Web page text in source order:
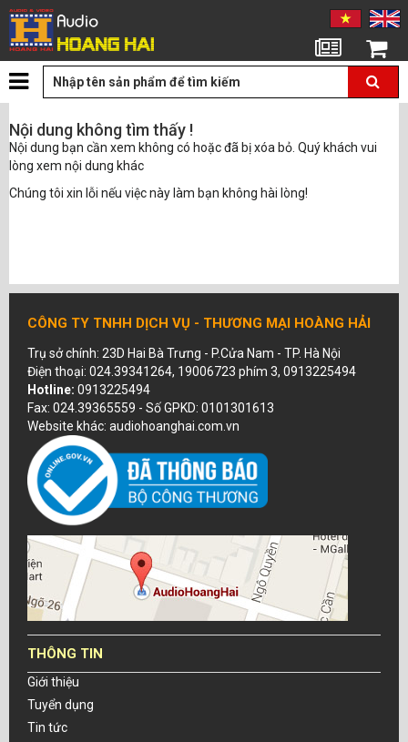
Giỏ hàng
Nội dung không tìm thấy !
Nội dung bạn cần xem không có hoặc đã bị xóa bỏ. Quý khách vui
lòng xem nội dung khác
Chúng tôi xin lỗi nếu việc này làm bạn không hài lòng!
CÔNG TY TNHH DỊCH VỤ - THƯƠNG MẠI HOÀNG HẢI
Trụ sở chính: 23D Hai Bà Trưng - P.Cửa Nam - TP. Hà Nội
Điện thoại: 024.39341264, 19006723 phím 3, 0913225494
Hotline: 0913225494
Fax: 024.39365559 - Số GPKD: 0101301613
Website khác: audiohoanghai.com.vn
THÔNG TIN
Giới thiệu
Tuyển dụng
Tin tức